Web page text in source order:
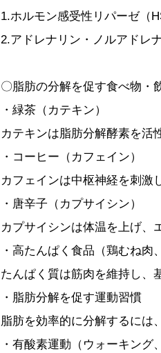
1.ホルモン感受性リパーゼ（
2.アドレナリン・ノルアドレ
〇脂肪の分解を促す食べ物・
・緑茶（カテキン）
カテキンは脂肪分解酵素を活
・コーヒー（カフェイン）
カフェインは中枢神経を刺激
・唐辛子（カプサイシン）
カプサイシンは体温を上げ、
・高たんぱく食品（鶏むね肉
たんぱく質は筋肉を維持し、
・脂肪分解を促す運動習慣
脂肪を効率的に分解するには
・有酸素運動（ウォーキング